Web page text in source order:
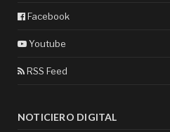
Facebook
Youtube
RSS Feed
NOTICIERO DIGITAL